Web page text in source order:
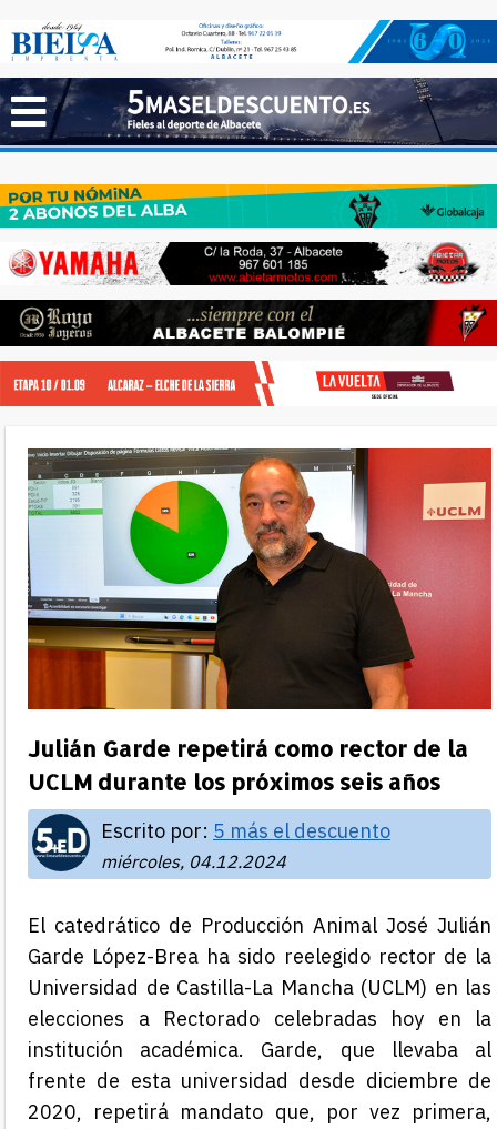
Julián Garde repetirá como rector de la
UCLM durante los próximos seis años
Escrito por: 5 más el descuento
miércoles, 04.12.2024
El catedrático de Producción Animal José Julián
Garde López-Brea ha sido reelegido rector de la
Universidad de Castilla-La Mancha (UCLM) en las
elecciones a Rectorado celebradas hoy en la
institución académica. Garde, que llevaba al
frente de esta universidad desde diciembre de
2020, repetirá mandato que, por vez primera,